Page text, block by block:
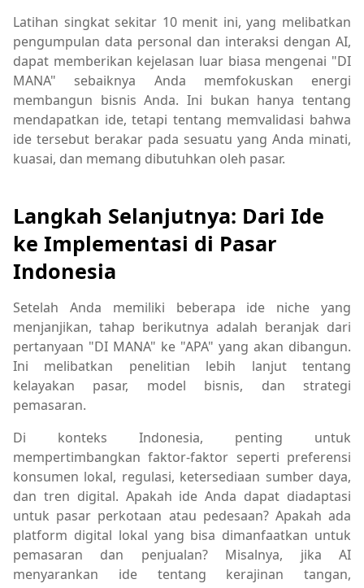
Latihan singkat sekitar 10 menit ini, yang melibatkan
pengumpulan data personal dan interaksi dengan AI,
dapat memberikan kejelasan luar biasa mengenai "DI
MANA" sebaiknya Anda memfokuskan energi
membangun bisnis Anda. Ini bukan hanya tentang
mendapatkan ide, tetapi tentang memvalidasi bahwa
ide tersebut berakar pada sesuatu yang Anda minati,
kuasai, dan memang dibutuhkan oleh pasar.
Langkah Selanjutnya: Dari Ide
ke Implementasi di Pasar
Indonesia
Setelah Anda memiliki beberapa ide niche yang
menjanjikan, tahap berikutnya adalah beranjak dari
pertanyaan "DI MANA" ke "APA" yang akan dibangun.
Ini melibatkan penelitian lebih lanjut tentang
kelayakan pasar, model bisnis, dan strategi
pemasaran.
Di konteks Indonesia, penting untuk
mempertimbangkan faktor-faktor seperti preferensi
konsumen lokal, regulasi, ketersediaan sumber daya,
dan tren digital. Apakah ide Anda dapat diadaptasi
untuk pasar perkotaan atau pedesaan? Apakah ada
platform digital lokal yang bisa dimanfaatkan untuk
pemasaran dan penjualan? Misalnya, jika AI
menyarankan ide tentang kerajinan tangan,